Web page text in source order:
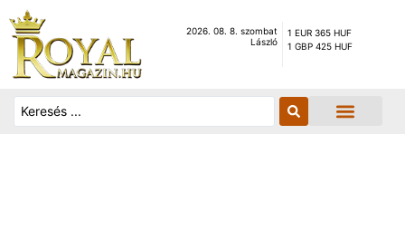
2026. 08. 8. szombat
László
1 EUR 365 HUF
1 GBP 425 HUF